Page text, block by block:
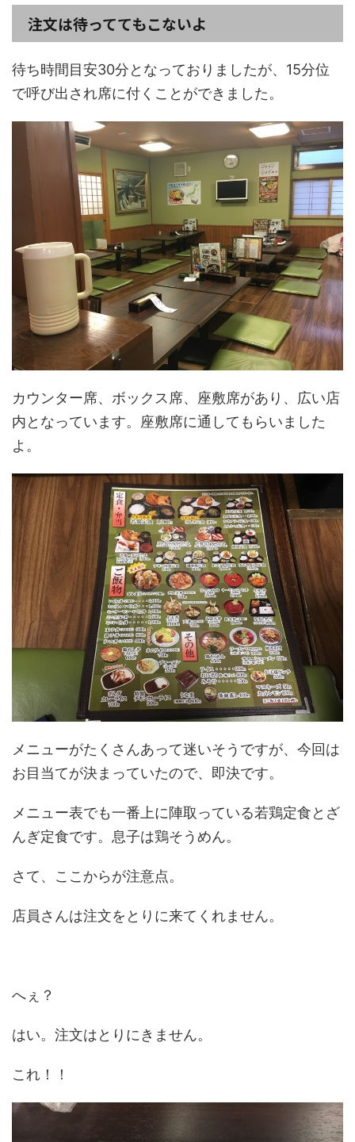
注文は待っててもこないよ
待ち時間目安30分となっておりましたが、15分位
で呼び出され席に付くことができました。
カウンター席、ボックス席、座敷席があり、広い店
内となっています。座敷席に通してもらいました
よ。
メニューがたくさんあって迷いそうですが、今回は
お目当てが決まっていたので、即決です。
メニュー表でも一番上に陣取っている若鶏定食とざ
んぎ定食です。息子は鶏そうめん。
さて、ここからが注意点。
店員さんは注文をとりに来てくれません。
へぇ？
はい。注文はとりにきません。
これ！！